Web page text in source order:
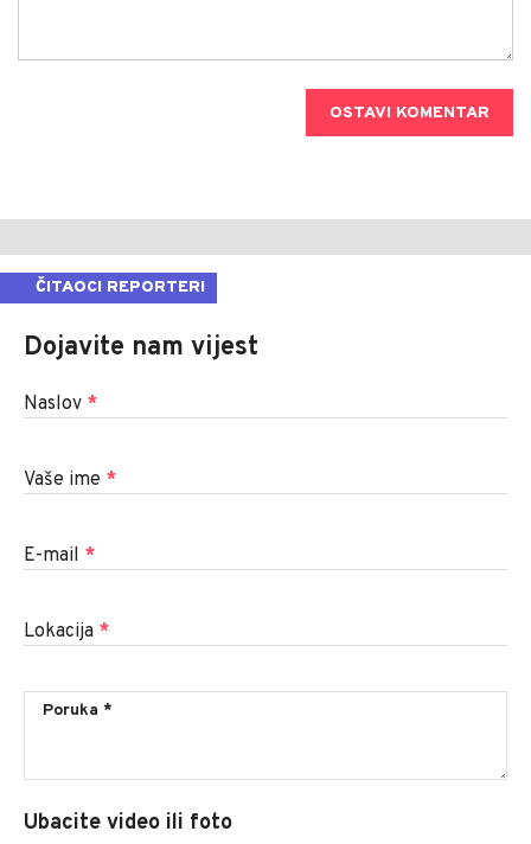
OSTAVI KOMENTAR
ČITAOCI REPORTERI
Dojavite nam vijest
Naslov *
Vaše ime *
E-mail *
Lokacija *
Ubacite video ili foto